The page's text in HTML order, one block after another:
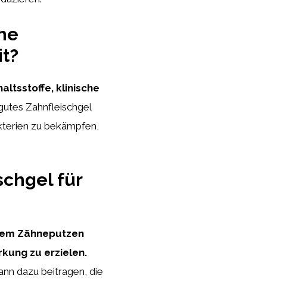
klinische
Zahnfleischgel
zu bekämpfen,
für
Zähneputzen
zu erzielen.
dazu beitragen, die